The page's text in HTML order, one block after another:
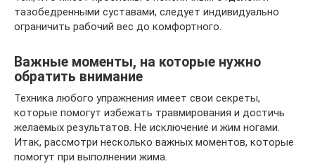
тазобедренными суставами, следует индивидуально
ограничить рабочий вес до комфортного.
Важные моменты, на которые нужно
обратить внимание
Техника любого упражнения имеет свои секреты,
которые помогут избежать травмирования и достичь
желаемых результатов. Не исключение и жим ногами.
Итак, рассмотри несколько важных моментов, которые
помогут при выполнении жима.